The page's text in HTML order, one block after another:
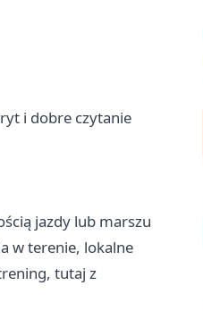
i dobre czytanie
jazdy lub marszu
w terenie, lokalne
tutaj z